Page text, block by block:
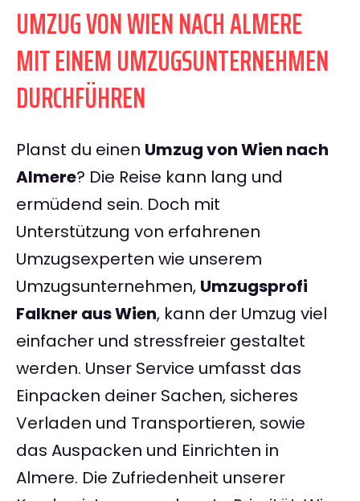
UMZUG VON WIEN NACH ALMERE
MIT EINEM UMZUGSUNTERNEHMEN
DURCHFÜHREN
Planst du einen Umzug von Wien nach
Almere? Die Reise kann lang und
ermüdend sein. Doch mit
Unterstützung von erfahrenen
Umzugsexperten wie unserem
Umzugsunternehmen, Umzugsprofi
Falkner aus Wien, kann der Umzug viel
einfacher und stressfreier gestaltet
werden. Unser Service umfasst das
Einpacken deiner Sachen, sicheres
Verladen und Transportieren, sowie
das Auspacken und Einrichten in
Almere. Die Zufriedenheit unserer